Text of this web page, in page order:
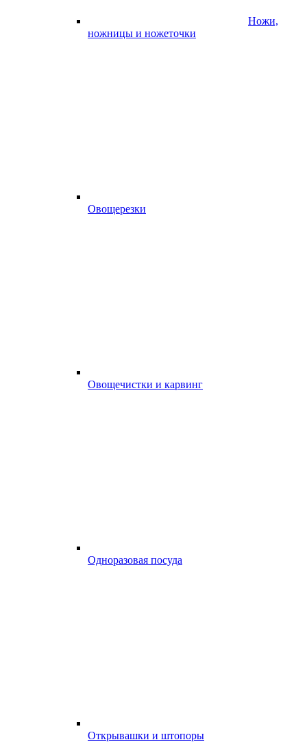
Ножи,
ножницы и ножеточки
Овощерезки
Овощечистки и карвинг
Одноразовая посуда
Открывашки и штопоры